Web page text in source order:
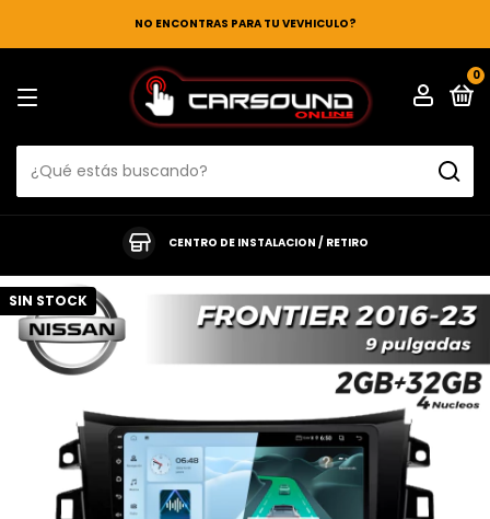
NO ENCONTRAS PARA TU VEVHICULO?
0
CENTRO DE INSTALACION / RETIRO
SIN STOCK